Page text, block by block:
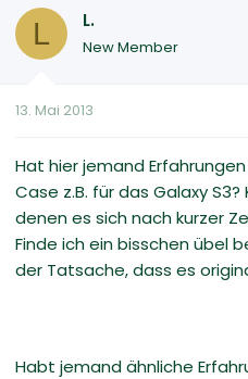
s
e
e
e
t
m
L L.
New Member
13. Mai 2013
Hat hier jemand
Case z.B. für das Galaxy
denen es sich nach kurzer
Finde ich ein bisschen übel
der Tatsache, dass es
Habt jemand ähnliche